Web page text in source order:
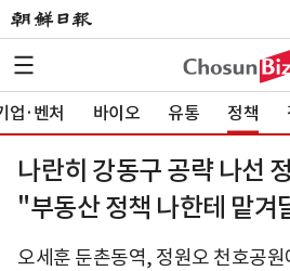
업·벤처 바이오 유통 정책
나란히 강동구 공략 나선
"부동산 정책 나한테 맡겨
오세훈 둔촌동역, 정원오 천호공원